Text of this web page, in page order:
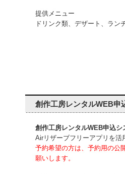
提供メニュー
ドリンク類、デザート、ラン
創作工房レンタルWEB申
創作工房レンタルWEB申込シ
Airリザーブフリーアプリを活
予約希望の方は、予約用の公
願いします。